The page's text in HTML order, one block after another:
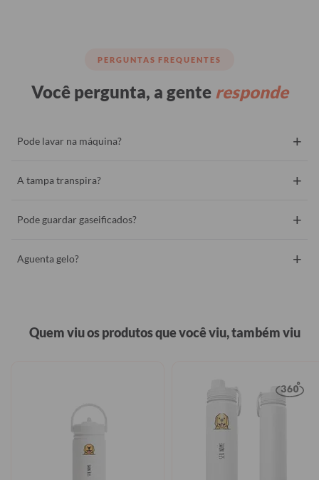
PERGUNTAS FREQUENTES
Você pergunta, a gente responde
Pode lavar na máquina? +
A tampa transpira? +
Pode guardar gaseificados? +
Aguenta gelo? +
Quem viu os produtos que você viu, também viu